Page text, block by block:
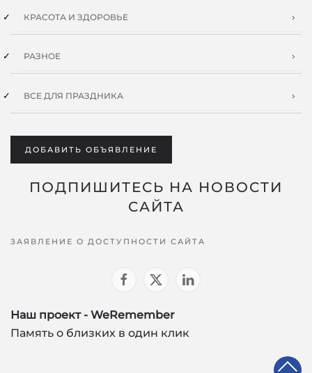
КРАСОТА И ЗДОРОВЬЕ
РАЗНОЕ
ВСЕ ДЛЯ ПРАЗДНИКА
ДОБАВИТЬ ОБЪЯВЛЕНИЕ
ПОДПИШИТЕСЬ НА НОВОСТИ
САЙТА
ЗАЯВЛЕНИЕ О ДОСТУПНОСТИ САЙТА
Наш проект - WeRemember
Память о близких в один клик